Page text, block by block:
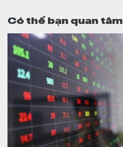
Có thể bạn quan tâm